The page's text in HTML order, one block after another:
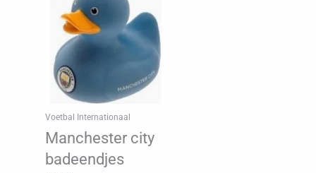
Voetbal Internationaal
Manchester city
badeendjes